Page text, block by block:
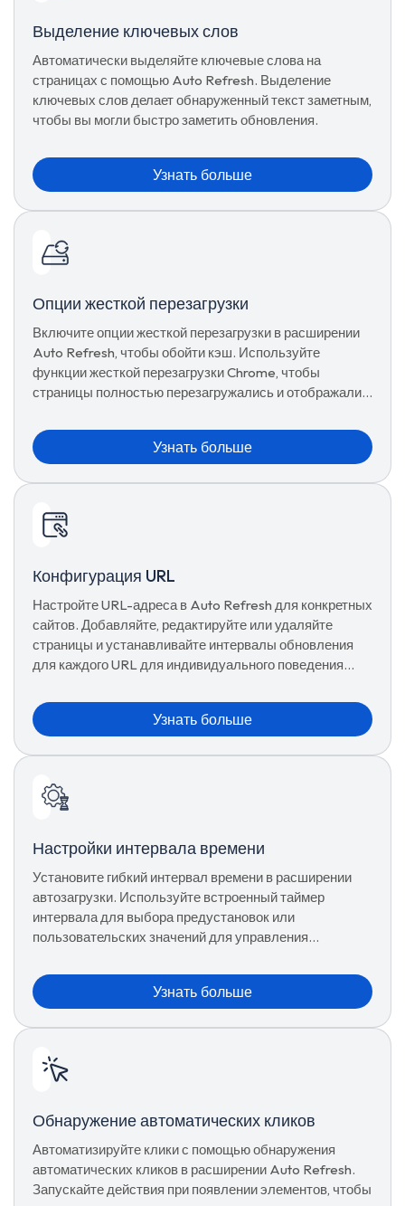
Выделение ключевых слов
Автоматически выделяйте ключевые слова на
страницах с помощью Auto Refresh. Выделение
ключевых слов делает обнаруженный текст заметным,
чтобы вы могли быстро заметить обновления.
Узнать больше
Опции жесткой перезагрузки
Включите опции жесткой перезагрузки в расширении
Auto Refresh, чтобы обойти кэш. Используйте
функции жесткой перезагрузки Chrome, чтобы
страницы полностью перезагружались и отображали
Узнать больше
Конфигурация URL
Настройте URL-адреса в Auto Refresh для конкретных
сайтов. Добавляйте, редактируйте или удаляйте
страницы и устанавливайте интервалы обновления
для каждого URL для индивидуального поведения
Узнать больше
Настройки интервала времени
Установите гибкий интервал времени в расширении
автозагрузки. Используйте встроенный таймер
интервала для выбора предустановок или
пользовательских значений для управления
Узнать больше
Обнаружение автоматических кликов
Автоматизируйте клики с помощью обнаружения
автоматических кликов в расширении Auto Refresh.
Запускайте действия при появлении элементов, чтобы